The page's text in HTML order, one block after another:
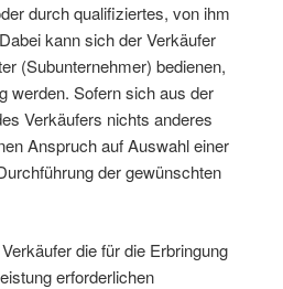
durch qualifiziertes, von ihm
kann sich der Verkäufer
(Subunternehmer) bedienen,
werden. Sofern sich aus der
Verkäufers nichts anderes
Anspruch auf Auswahl einer
der gewünschten
die für die Erbringung
erforderlichen